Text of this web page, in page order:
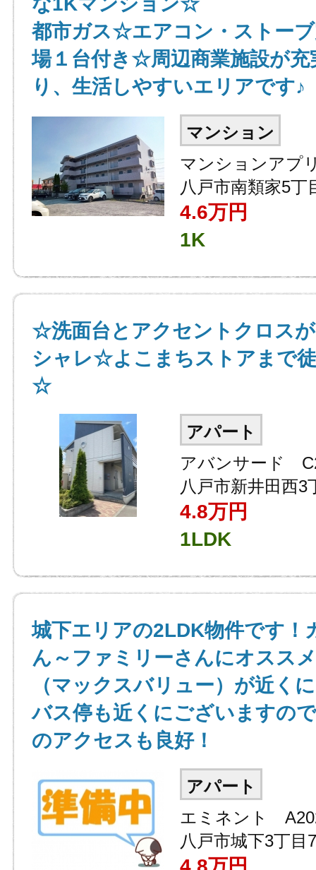
都市ガス☆エアコン・ストー
場１台付き☆周辺商業施設が充
り、生活しやすいエリアです♪
マンション
マンションアプ
八戸市南類家5丁
4.6万円
1K
☆洗面台とアクセントクロス
シャレ☆よこまちストアまで
☆
アパート
アバンサード
八戸市新井田西3
4.8万円
1LDK
城下エリアの2LDK物件です！
ん～ファミリーさんにオスス
（マックスバリュー）が近く
バス停も近くにございますの
のアクセスも良好！
アパート
エミネント
八戸市城下3丁目